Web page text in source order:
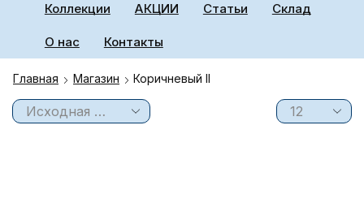
Коллекции АКЦИИ Статьи Склад
О нас Контакты
Главная Магазин Коричневый II